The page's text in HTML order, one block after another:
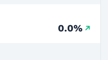
0.0%